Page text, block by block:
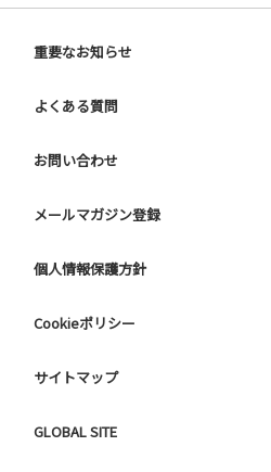
重要なお知らせ
よくある質問
お問い合わせ
メールマガジン登録
個人情報保護方針
Cookieポリシー
サイトマップ
GLOBAL SITE